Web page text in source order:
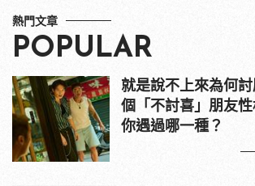
熱門文章
POPULAR
就是說不上來為何
個「不討喜」朋友性
你遇過哪一種？